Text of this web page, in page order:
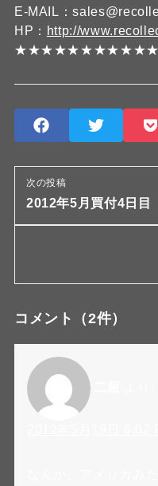
E-MAIL：
HP： http://
次の投稿
2012年5月買付4日目
コメント （2件）